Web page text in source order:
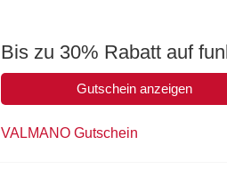
Bis zu 30% Rabatt auf
Gutschein anzeigen
VALMANO Gutschein